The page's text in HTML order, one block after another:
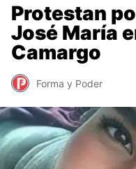
Protestan
José María
Camargo
Forma y Poder